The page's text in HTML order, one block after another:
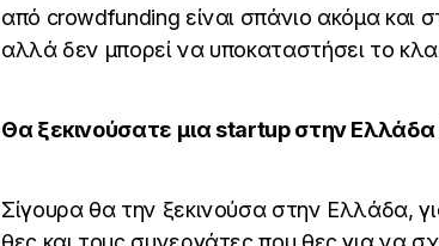
από crowdfunding είναι σπάνιο ακόμα και
αλλά δεν μπορεί να υποκαταστήσει το
Θα ξεκινούσατε μια startup στην
Σίγουρα θα την ξεκινούσα στην Ελλάδα,